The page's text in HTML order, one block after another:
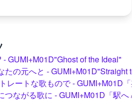
of the Ideal"
たの元へと - GUMI+M01D"Straight
レートな歌もので - GUMI+M01D
つながる歌に - GUMI+M01D「駅へ